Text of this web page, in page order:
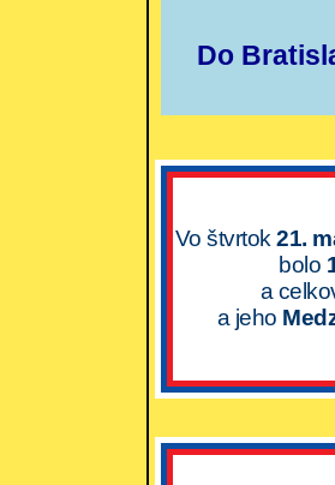
Do
Vo štvrtok 21.
bolo
a
a jeho